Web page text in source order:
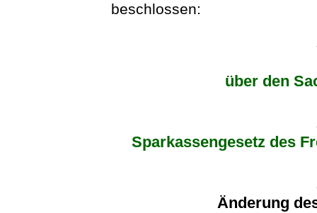
beschlossen:
über den
Sparkassengesetz des
Änderung